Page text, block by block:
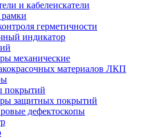
и кабелеискатели
герметичности
индикатор
механические
материалов ЛКП
покрытий
защитных покрытий
дефектоскопы